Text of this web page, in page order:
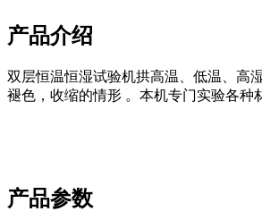
产品介绍
双层恒温恒湿试验机拱高温、低温、高
褪色，收缩的情形 。本机专门实验各种
产品参数